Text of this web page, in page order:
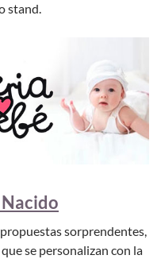
stand.
sorprendentes,
se personalizan con la